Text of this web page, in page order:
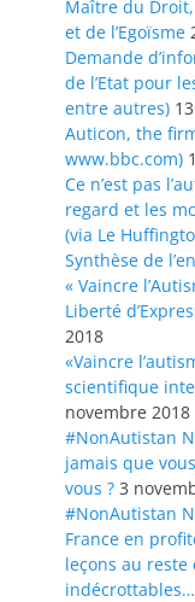
Maître du
et de l’Egoïsme
Demande
de l’Etat pour
entre autres)
Auticon, the
www.bbc.com)
Ce n’est pas
regard et les
(via Le
Synthèse de
« Vaincre
Liberté
2018
«Vaincre
scientifique
novembre 2018
#NonAutistan
jamais que
vous ? 3
#NonAutistan
France en
leçons au
indécrottables…